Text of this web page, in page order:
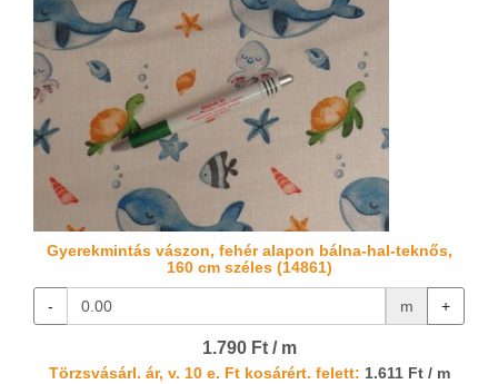
Gyerekmintás vászon, fehér alapon bálna-hal-teknős,
160 cm széles (14861)
- m +
1.790 Ft / m
Törzsvásárl. ár, v. 10 e. Ft kosárért. felett: 1.611 Ft / m